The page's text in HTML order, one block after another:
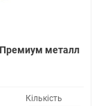
Премиум металл
Кількість